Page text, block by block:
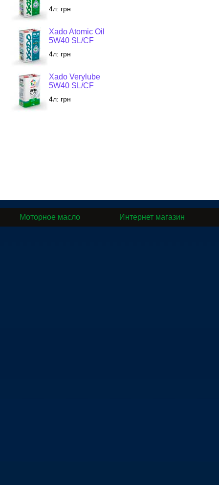
4л: грн
Xado Atomic Oil
5W40 SL/CF
4л: грн
Xado Verylube
5W40 SL/CF
4л: грн
Моторное масло Интернет магазин